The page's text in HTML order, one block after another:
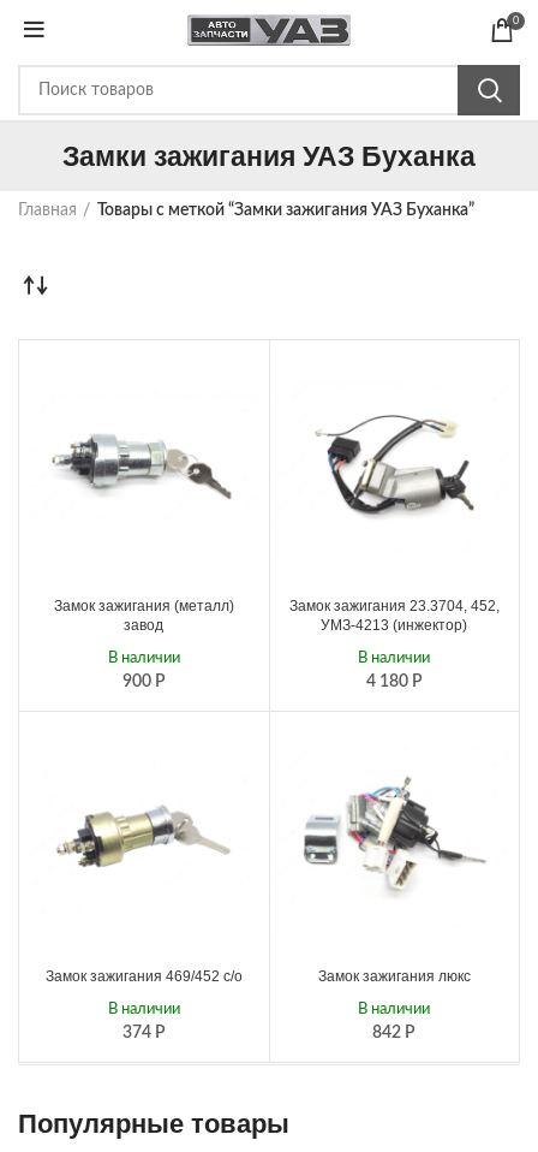
0
Замки зажигания УАЗ Буханка
Главная Товары с меткой “Замки зажигания УАЗ Буханка”
Замок зажигания (металл)
завод
900 Р
В наличии
Замок зажигания 23.3704, 452,
УМЗ-4213 (инжектор)
4 180 Р
В наличии
Замок зажигания 469/452 с/о
374 Р
В наличии
Замок зажигания люкс
842 Р
В наличии
Популярные товары